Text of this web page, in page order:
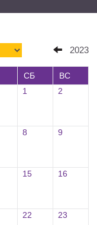
2023
СБ
ВС
1 2
8 9
15 16
22 23